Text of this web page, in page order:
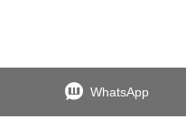
WhatsApp